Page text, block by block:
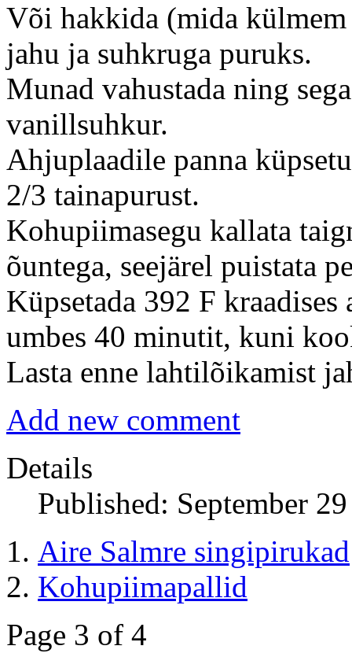
Või hakkida (mida külmem
jahu ja suhkruga puruks.
Munad vahustada ning
vanillsuhkur.
Ahjuplaadile panna
2/3 tainapurust.
Kohupiimasegu kallata
õuntega, seejärel puistata
Küpsetada 392 F
umbes 40 minutit, kuni
Lasta enne lahtilõikamist
Add new comment
Details
Published: September
Aire Salmre singipirukad
Kohupiimapallid
Page 3 of 4